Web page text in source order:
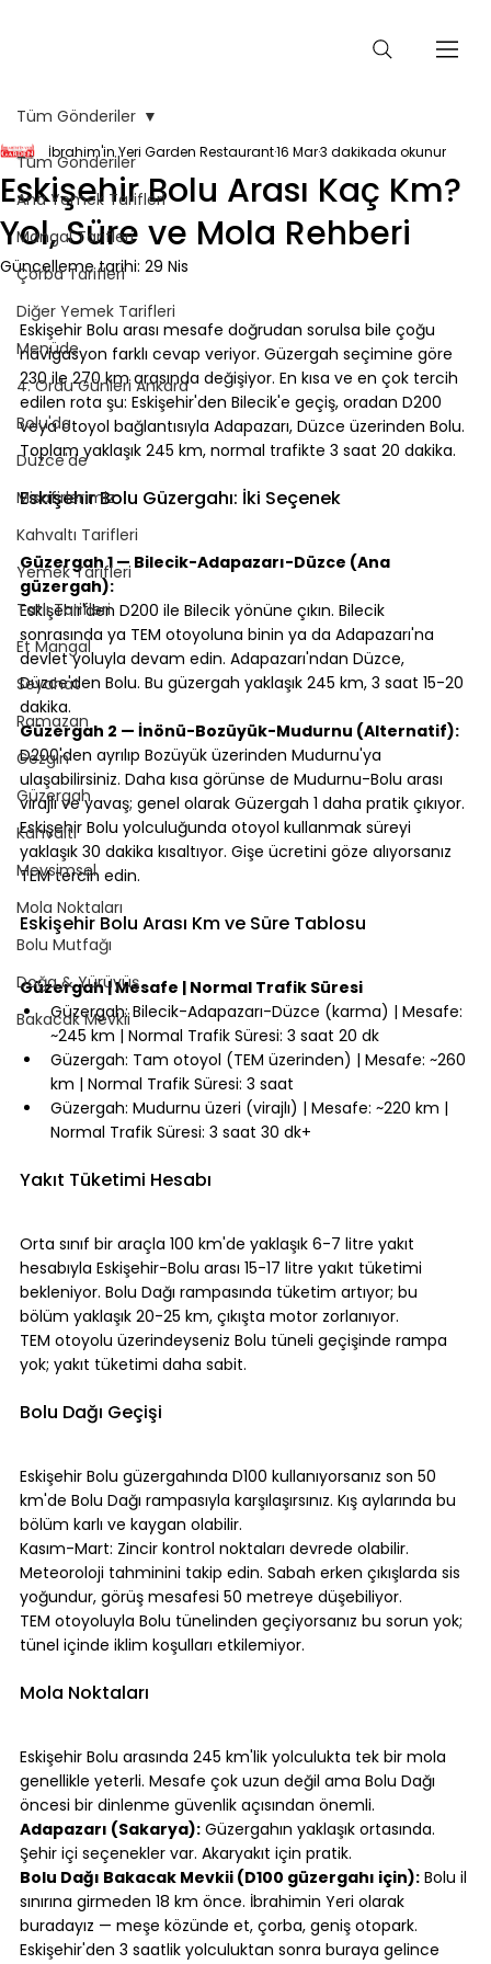
Tüm Gönderiler
Ana Yemek Tarifleri
Mangal Tarifleri
Çorba Tarifleri
Diğer Yemek Tarifleri
Menüde
4. Ordu Günleri Ankara
Bolu'da
Düzce'de
Misafirlerimiz
Kahvaltı Tarifleri
Yemek Tarifleri
Tatlı Tarifleri
Et Mangal
Seyahat
Ramazan
Gezgin
Güzergah
Kahvaltı
Mevsimsel
Mola Noktaları
Bolu Mutfağı
Doğa & Yürüyüş
Bakacak Mevkii
Tüm Gönderiler
Eskişehir Bolu Arası Kaç Km?
Yol, Süre ve Mola Rehberi
İbrahim'in Yeri Garden Restaurant16 Mar3 dakikada okunur
Güncelleme tarihi: 29 Nis
⠀
Eskişehir Bolu arası mesafe doğrudan sorulsa bile çoğu
navigasyon farklı cevap veriyor. Güzergah seçimine göre
230 ile 270 km arasında değişiyor. En kısa ve en çok tercih
edilen rota şu: Eskişehir'den Bilecik'e geçiş, oradan D200
veya otoyol bağlantısıyla Adapazarı, Düzce üzerinden Bolu.
Toplam yaklaşık 245 km, normal trafikte 3 saat 20 dakika.
Eskişehir Bolu Güzergahı: İki Seçenek
⠀
Güzergah 1 — Bilecik-Adapazarı-Düzce (Ana
güzergah):
Eskişehir'den D200 ile Bilecik yönüne çıkın. Bilecik
sonrasında ya TEM otoyoluna binin ya da Adapazarı'na
devlet yoluyla devam edin. Adapazarı'ndan Düzce,
Düzce'den Bolu. Bu güzergah yaklaşık 245 km, 3 saat 15-20
dakika.
Güzergah 2 — İnönü-Bozüyük-Mudurnu (Alternatif):
D200'den ayrılıp Bozüyük üzerinden Mudurnu'ya
ulaşabilirsiniz. Daha kısa görünse de Mudurnu-Bolu arası
virajlı ve yavaş; genel olarak Güzergah 1 daha pratik çıkıyor.
Eskişehir Bolu yolculuğunda otoyol kullanmak süreyi
yaklaşık 30 dakika kısaltıyor. Gişe ücretini göze alıyorsanız
TEM tercih edin.
⠀
Eskişehir Bolu Arası Km ve Süre Tablosu
Güzergah | Mesafe | Normal Trafik Süresi
Güzergah: Bilecik-Adapazarı-Düzce (karma) | Mesafe:
~245 km | Normal Trafik Süresi: 3 saat 20 dk
Güzergah: Tam otoyol (TEM üzerinden) | Mesafe: ~260
km | Normal Trafik Süresi: 3 saat
Güzergah: Mudurnu üzeri (virajlı) | Mesafe: ~220 km |
Normal Trafik Süresi: 3 saat 30 dk+
Yakıt Tüketimi Hesabı
Orta sınıf bir araçla 100 km'de yaklaşık 6-7 litre yakıt
hesabıyla Eskişehir-Bolu arası 15-17 litre yakıt tüketimi
bekleniyor. Bolu Dağı rampasında tüketim artıyor; bu
bölüm yaklaşık 20-25 km, çıkışta motor zorlanıyor.
TEM otoyolu üzerindeyseniz Bolu tüneli geçişinde rampa
yok; yakıt tüketimi daha sabit.
Bolu Dağı Geçişi
Eskişehir Bolu güzergahında D100 kullanıyorsanız son 50
km'de Bolu Dağı rampasıyla karşılaşırsınız. Kış aylarında bu
bölüm karlı ve kaygan olabilir.
Kasım-Mart: Zincir kontrol noktaları devrede olabilir.
Meteoroloji tahminini takip edin. Sabah erken çıkışlarda sis
yoğundur, görüş mesafesi 50 metreye düşebiliyor.
TEM otoyoluyla Bolu tünelinden geçiyorsanız bu sorun yok;
tünel içinde iklim koşulları etkilemiyor.
Mola Noktaları
Eskişehir Bolu arasında 245 km'lik yolculukta tek bir mola
genellikle yeterli. Mesafe çok uzun değil ama Bolu Dağı
öncesi bir dinlenme güvenlik açısından önemli.
Adapazarı (Sakarya): Güzergahın yaklaşık ortasında.
Şehir içi seçenekler var. Akaryakıt için pratik.
Bolu Dağı Bakacak Mevkii (D100 güzergahı için): Bolu il
sınırına girmeden 18 km önce. İbrahimin Yeri olarak
buradayız — meşe közünde et, çorba, geniş otopark.
Eskişehir'den 3 saatlik yolculuktan sonra buraya gelince